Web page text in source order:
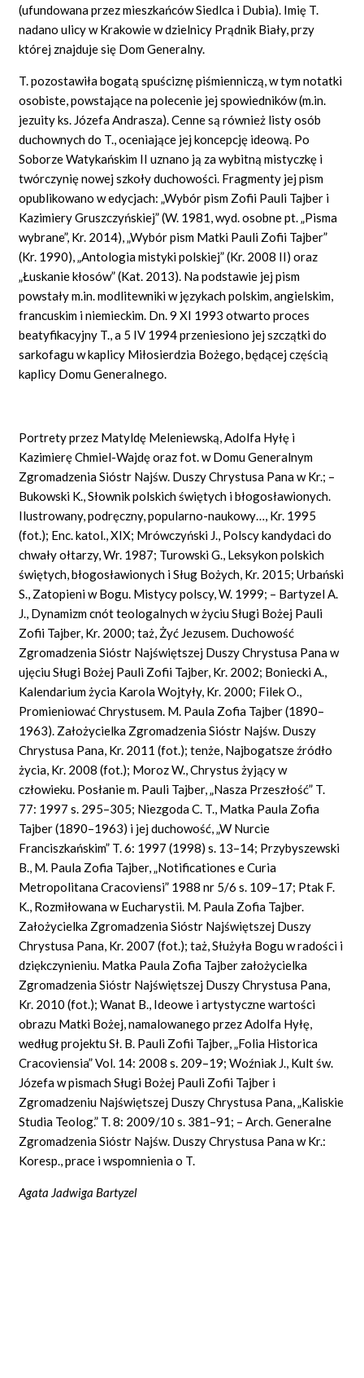
(ufundowana przez mieszkańców Siedlca i Dubia). Imię T.
nadano ulicy w Krakowie w dzielnicy Prądnik Biały, przy
której znajduje się Dom Generalny.
T. pozostawiła bogatą spuściznę piśmienniczą, w tym notatki
osobiste, powstające na polecenie jej spowiedników (m.in.
jezuity ks. Józefa Andrasza). Cenne są również listy osób
duchownych do T., oceniające jej koncepcję ideową. Po
Soborze Watykańskim II uznano ją za wybitną mistyczkę i
twórczynię nowej szkoły duchowości. Fragmenty jej pism
opublikowano w edycjach: „Wybór pism Zofii Pauli Tajber i
Kazimiery Gruszczyńskiej” (W. 1981, wyd. osobne pt. „Pisma
wybrane”, Kr. 2014), „Wybór pism Matki Pauli Zofii Tajber”
(Kr. 1990), „Antologia mistyki polskiej” (Kr. 2008 II) oraz
„Łuskanie kłosów” (Kat. 2013). Na podstawie jej pism
powstały m.in. modlitewniki w językach polskim, angielskim,
francuskim i niemieckim. Dn. 9 XI 1993 otwarto proces
beatyfikacyjny T., a 5 IV 1994 przeniesiono jej szczątki do
sarkofagu w kaplicy Miłosierdzia Bożego, będącej częścią
kaplicy Domu Generalnego.
Portrety przez Matyldę Meleniewską, Adolfa Hyłę i
Kazimierę Chmiel-Wajdę oraz fot. w Domu Generalnym
Zgromadzenia Sióstr Najśw. Duszy Chrystusa Pana w Kr.; –
Bukowski K., Słownik polskich świętych i błogosławionych.
Ilustrowany, podręczny, popularno-naukowy…, Kr. 1995
(fot.); Enc. katol., XIX; Mrówczyński J., Polscy kandydaci do
chwały ołtarzy, Wr. 1987; Turowski G., Leksykon polskich
świętych, błogosławionych i Sług Bożych, Kr. 2015; Urbański
S., Zatopieni w Bogu. Mistycy polscy, W. 1999; – Bartyzel A.
J., Dynamizm cnót teologalnych w życiu Sługi Bożej Pauli
Zofii Tajber, Kr. 2000; taż, Żyć Jezusem. Duchowość
Zgromadzenia Sióstr Najświętszej Duszy Chrystusa Pana w
ujęciu Sługi Bożej Pauli Zofii Tajber, Kr. 2002; Boniecki A.,
Kalendarium życia Karola Wojtyły, Kr. 2000; Filek O.,
Promieniować Chrystusem. M. Paula Zofia Tajber (1890–
1963). Założycielka Zgromadzenia Sióstr Najśw. Duszy
Chrystusa Pana, Kr. 2011 (fot.); tenże, Najbogatsze źródło
życia, Kr. 2008 (fot.); Moroz W., Chrystus żyjący w
człowieku. Posłanie m. Pauli Tajber, „Nasza Przeszłość” T.
77: 1997 s. 295–305; Niezgoda C. T., Matka Paula Zofia
Tajber (1890–1963) i jej duchowość, „W Nurcie
Franciszkańskim” T. 6: 1997 (1998) s. 13–14; Przybyszewski
B., M. Paula Zofia Tajber, „Notificationes e Curia
Metropolitana Cracoviensi” 1988 nr 5/6 s. 109–17; Ptak F.
K., Rozmiłowana w Eucharystii. M. Paula Zofia Tajber.
Założycielka Zgromadzenia Sióstr Najświętszej Duszy
Chrystusa Pana, Kr. 2007 (fot.); taż, Służyła Bogu w radości i
dziękczynieniu. Matka Paula Zofia Tajber założycielka
Zgromadzenia Sióstr Najświętszej Duszy Chrystusa Pana,
Kr. 2010 (fot.); Wanat B., Ideowe i artystyczne wartości
obrazu Matki Bożej, namalowanego przez Adolfa Hyłę,
według projektu Sł. B. Pauli Zofii Tajber, „Folia Historica
Cracoviensia” Vol. 14: 2008 s. 209–19; Woźniak J., Kult św.
Józefa w pismach Sługi Bożej Pauli Zofii Tajber i
Zgromadzeniu Najświętszej Duszy Chrystusa Pana, „Kaliskie
Studia Teolog.” T. 8: 2009/10 s. 381–91; – Arch. Generalne
Zgromadzenia Sióstr Najśw. Duszy Chrystusa Pana w Kr.:
Koresp., prace i wspomnienia o T.
Agata Jadwiga Bartyzel